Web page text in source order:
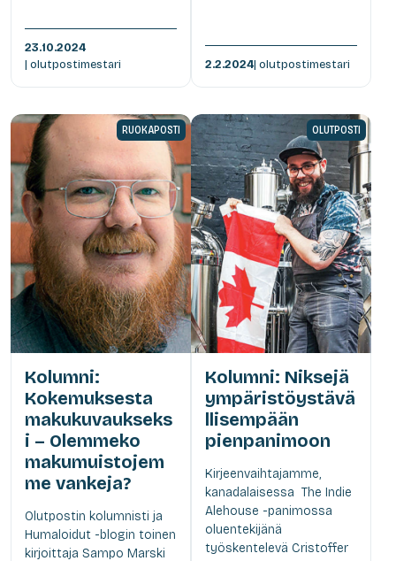
23.10.2024
| olutpostimestari
2.2.2024| olutpostimestari
RUOKAPOSTI
Kolumni:
Kokemuksesta
makukuvaukseks
i – Olemmeko
makumuistojem
me vankeja?
Olutpostin kolumnisti ja
Humaloidut -blogin toinen
kirjoittaja Sampo Marski
OLUTPOSTI
Kolumni: Niksejä
ympäristöystävä
llisempään
pienpanimoon
Kirjeenvaihtajamme,
kanadalaisessa The Indie
Alehouse -panimossa
oluentekijänä
työskentelevä Cristoffer